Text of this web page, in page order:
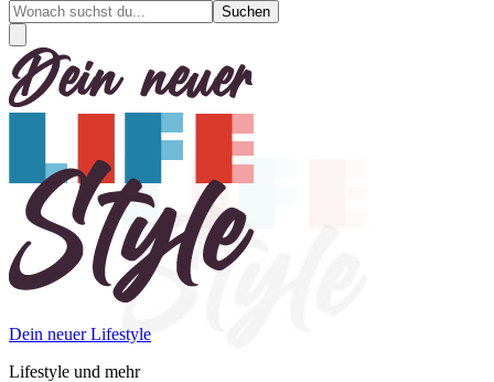
Dein neuer Lifestyle
Lifestyle und mehr